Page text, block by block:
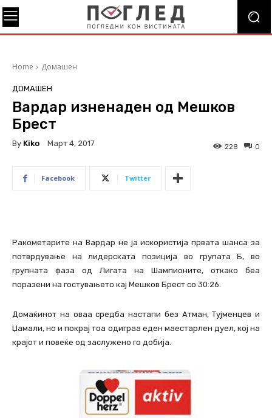
Home Домашен
ДОМАШЕН
Вардар изненаден од Мешков
Брест
By Kiko Март 4, 2017 0
228
Facebook Twitter
Ракометарите на Вардар не ја искористија првата шанса за
потврдување на лидерската позиција во групата Б, во
групната фаза од Лигата на Шампионите, откако беа
поразени на гостувањето кај Мешков Брест со 30:26.
Домаќинот на оваа средба настапи без Атман, Тујменцев и
Џамали, но и покрај тоа одиграа еден маестарлен дуел, кој на
крајот и повеќе од заслужено го добија.